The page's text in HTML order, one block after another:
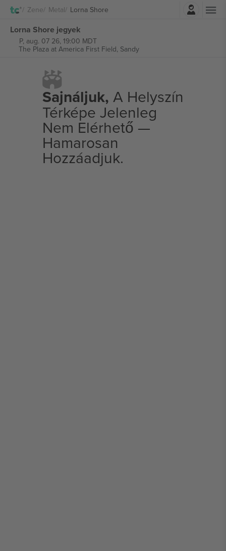
Zene Metal Lorna Shore
Lorna Shore jegyek
P, aug. 07 26, 19:00 MDT
The Plaza at America First Field, Sandy
Sajnáljuk, A Helyszín
Térképe Jelenleg
Nem Elérhető —
Hamarosan
Hozzáadjuk.